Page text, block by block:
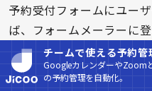
予約受付フォームにユー
ば、フォームメーラーに
ドレスに送信内容の連絡が
以上がフォームの作成手順
チームで使える予約管
GoogleカレンダーやZoom
の予約管理を自動化。